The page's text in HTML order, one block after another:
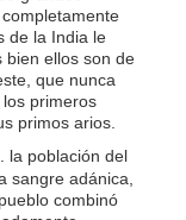
de la India le
bien ellos son de
que nunca
primeros
primos arios.
la población del
sangre adánica,
combinó